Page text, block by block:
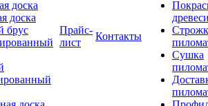
доска
доска
брус
Прайс-
лист
Контакты
Сушка